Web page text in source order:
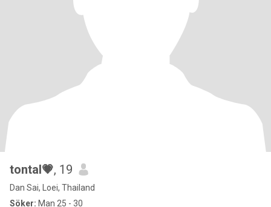
tontal💗, 19
Dan Sai, Loei, Thailand
Söker: Man 25 - 30